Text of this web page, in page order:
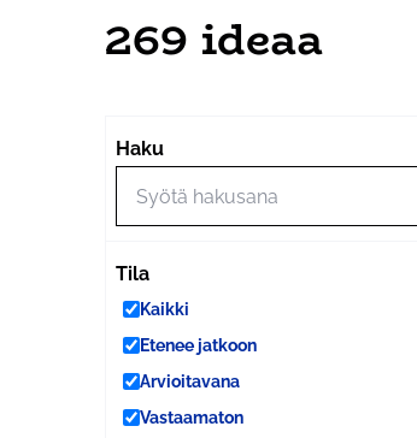
269 ideaa
Haku
Tila
Kaikki
Etenee jatkoon
Arvioitavana
Vastaamaton